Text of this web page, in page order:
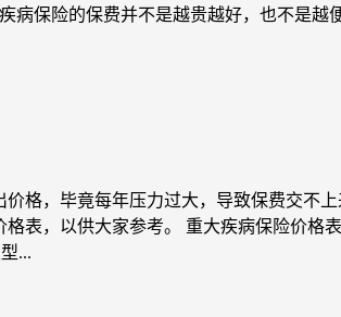
病保险的保费并不是越贵越好，也不是
格，毕竟每年压力过大，导致保费交不
表，以供大家参考。 重大疾病保险价格
...